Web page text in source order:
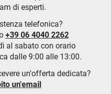
di esperti.
telefonica?
+39 06 4040 2262
al sabato con orario
dalle 9:00 alle 13:00.
un'offerta dedicata?
un'email